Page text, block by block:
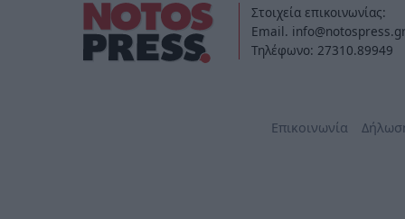
Στοιχεία επικοινωνίας:
Email. info@notospress.gr
Τηλέφωνο: 27310.89949
Επικοινωνία